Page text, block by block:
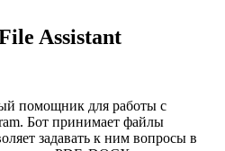
Assistant
помощник для работы с
Бот принимает файлы
задавать к ним вопросы в